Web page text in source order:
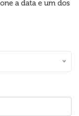
a data e um dos